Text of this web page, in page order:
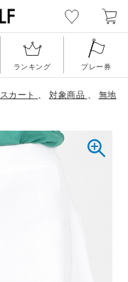
ランキング プレー券
スカート 、 対象商品 、 無地